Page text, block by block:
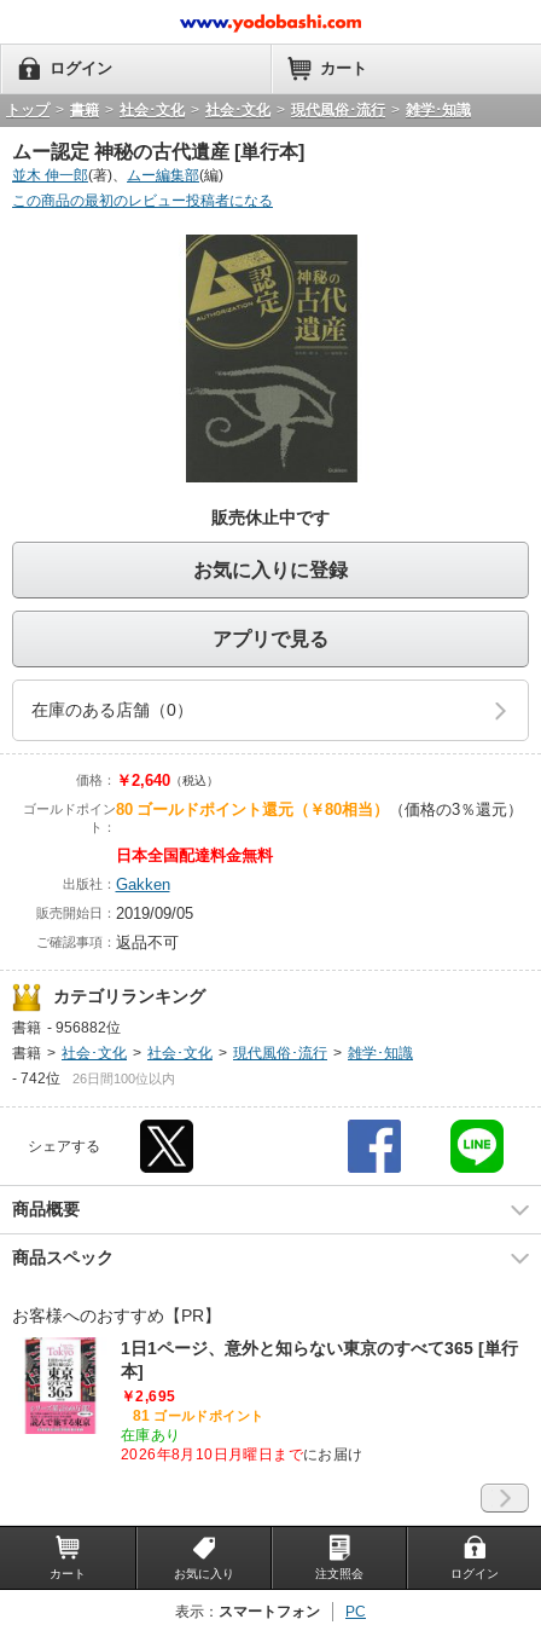
ログイン カート
トップ > 書籍 > 社会･文化 > 社会･文化 > 現代風俗･流行 > 雑学･知識
ムー認定 神秘の古代遺産 [単行本]
並木 伸一郎(著)、 ムー編集部(編)
この商品の最初のレビュー投稿者になる
販売休止中です
お気に入りに登録
アプリで見る
在庫のある店舗（0）
価格： ￥2,640（税込）
ゴールドポイン
ト：
80 ゴールドポイント還元（￥80相当） （価格の3％還元）
日本全国配達料金無料
出版社： Gakken
販売開始日： 2019/09/05
ご確認事項： 返品不可
カテゴリランキング
書籍 - 956882位
書籍 > 社会･文化 > 社会･文化 > 現代風俗･流行 > 雑学･知識
- 742位 26日間100位以内
シェアする
商品概要
商品スペック
お客様へのおすすめ【PR】
1日1ページ、意外と知らない東京のすべて365 [単行
本]
￥2,695
81 ゴールドポイント
在庫あり
2026年8月10日月曜日までにお届け
カート お気に入り 注文照会 ログイン
表示： スマートフォン PC